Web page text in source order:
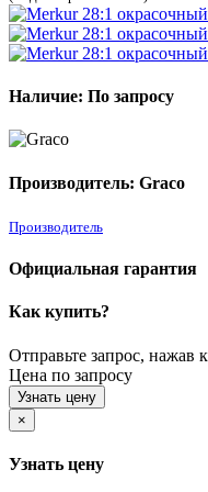
Наличие: По запросу
Производитель: Graco
Производитель
Официальная гарантия
Как купить?
Отправьте запрос, нажав
Цена по запросу
Узнать цену
×
Узнать цену